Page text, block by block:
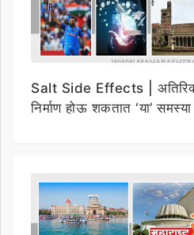
Salt Side Effects |
निर्माण होऊ शकतात ‘या’ समस्या